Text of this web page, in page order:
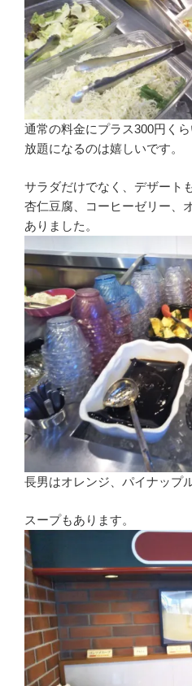
通常の料金にプラス300円く
放題になるのは嬉しいです。
サラダだけでなく、デザート
杏仁豆腐、コーヒーゼリー、
ありました。
長男はオレンジ、パイナップ
スープもあります。